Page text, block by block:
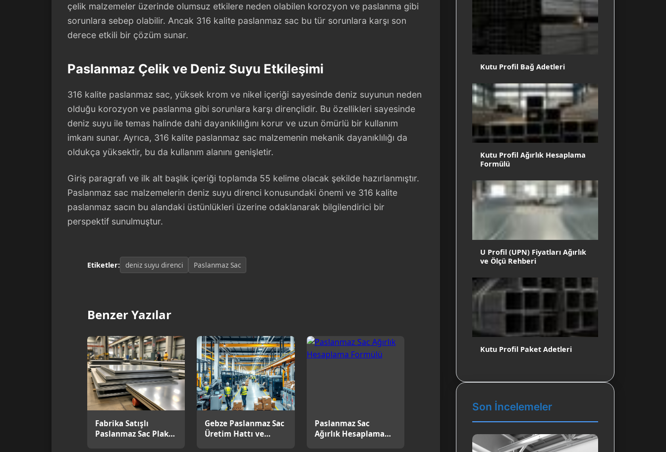
çelik malzemeler üzerinde olumsuz etkilere neden olabilen korozyon ve paslanma gibi
sorunlara sebep olabilir. Ancak 316 kalite paslanmaz sac bu tür sorunlara karşı son
derece etkili bir çözüm sunar.
Paslanmaz Çelik ve Deniz Suyu Etkileşimi
316 kalite paslanmaz sac, yüksek krom ve nikel içeriği sayesinde deniz suyunun neden
olduğu korozyon ve paslanma gibi sorunlara karşı dirençlidir. Bu özellikleri sayesinde
deniz suyu ile temas halinde dahi dayanıklılığını korur ve uzun ömürlü bir kullanım
imkanı sunar. Ayrıca, 316 kalite paslanmaz sac malzemenin mekanik dayanıklılığı da
oldukça yüksektir, bu da kullanım alanını genişletir.
Giriş paragrafı ve ilk alt başlık içeriği toplamda 55 kelime olacak şekilde hazırlanmıştır.
Paslanmaz sac malzemelerin deniz suyu direnci konusundaki önemi ve 316 kalite
paslanmaz sacın bu alandaki üstünlükleri üzerine odaklanarak bilgilendirici bir
perspektif sunulmuştur.
Etiketler: deniz suyu direnci Paslanmaz Sac
Benzer Yazılar
Fabrika Satışlı
Paslanmaz Sac Plaka
Gebze Paslanmaz Sac
Üretim Hattı ve
Paslanmaz Sac
Ağırlık Hesaplama
Kutu Profil Bağ Adetleri
Kutu Profil Ağırlık Hesaplama
Formülü
U Profil (UPN) Fiyatları Ağırlık
ve Ölçü Rehberi
Kutu Profil Paket Adetleri
Son İncelemeler